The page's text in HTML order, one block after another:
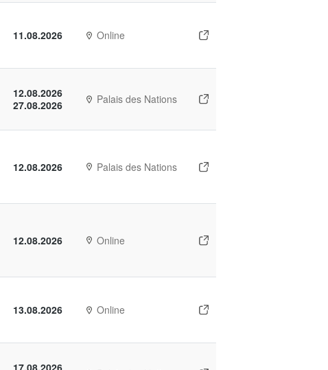
11.08.2026 Online
12.08.2026
27.08.2026
Palais des Nations
12.08.2026 Palais des Nations
12.08.2026 Online
13.08.2026 Online
17.08.2026